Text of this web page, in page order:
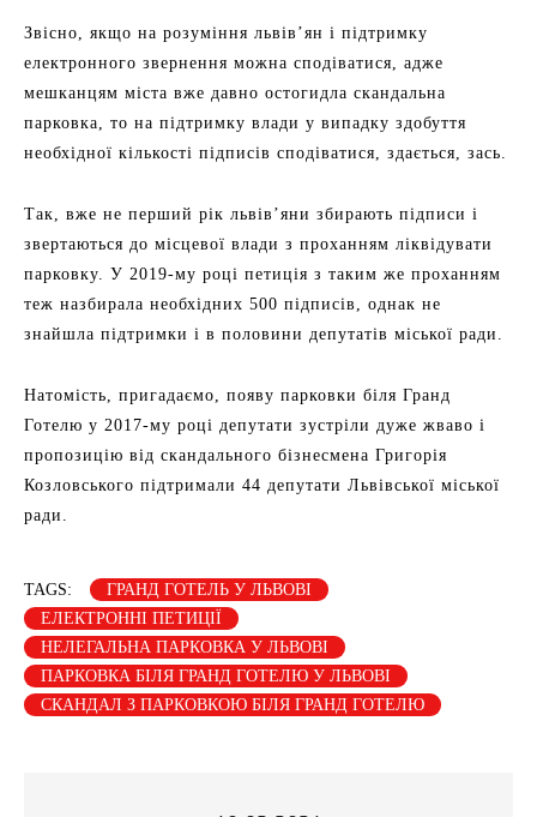
Звісно, якщо на розуміння львів’ян і підтримку
електронного звернення можна сподіватися, адже
мешканцям міста вже давно остогидла скандальна
парковка, то на підтримку влади у випадку здобуття
необхідної кількості підписів сподіватися, здається, зась.
Так, вже не перший рік львів’яни збирають підписи і
звертаються до місцевої влади з проханням ліквідувати
парковку. У 2019-му році петиція з таким же проханням
теж назбирала необхідних 500 підписів, однак не
знайшла підтримки і в половини депутатів міської ради.
Натомість, пригадаємо, появу парковки біля Гранд
Готелю у 2017-му році депутати зустріли дуже жваво і
пропозицію від скандального бізнесмена Григорія
Козловського підтримали 44 депутати Львівської міської
ради.
TAGS:
ГРАНД ГОТЕЛЬ У ЛЬВОВІ
ЕЛЕКТРОННІ ПЕТИЦІЇ
НЕЛЕГАЛЬНА ПАРКОВКА У ЛЬВОВІ
ПАРКОВКА БІЛЯ ГРАНД ГОТЕЛЮ У ЛЬВОВІ
СКАНДАЛ З ПАРКОВКОЮ БІЛЯ ГРАНД ГОТЕЛЮ